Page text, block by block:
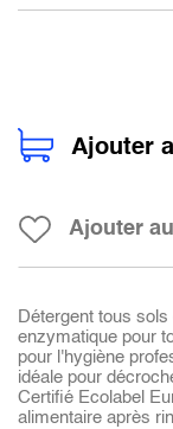
Ajouter
Ajouter
Détergent tous
enzymatique pour
pour l'hygiène
idéale pour
Certifié Ecolabel
alimentaire après